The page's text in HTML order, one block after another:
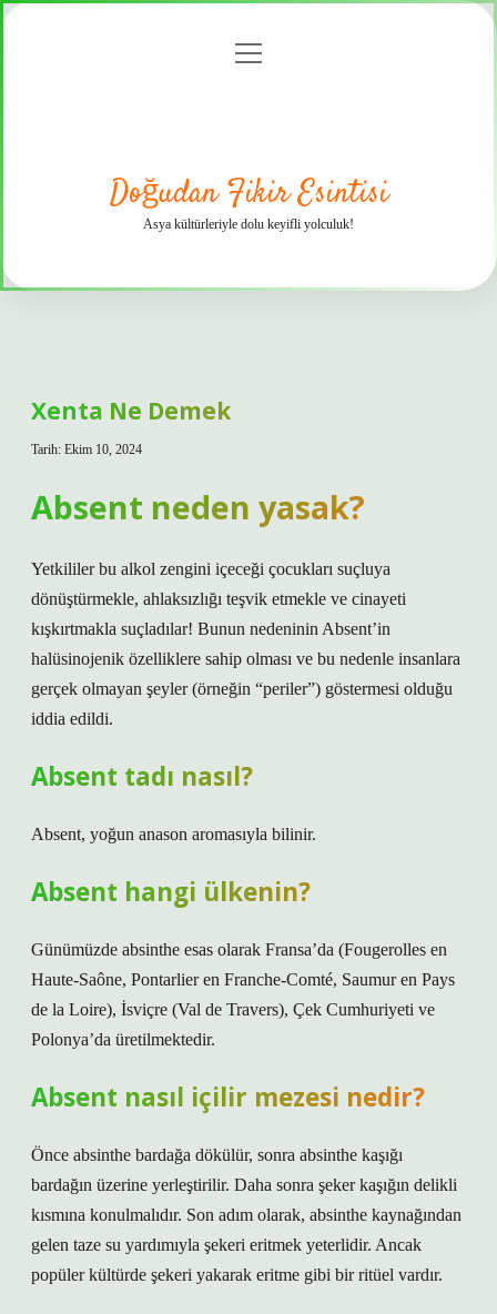
menüyü
Doğudan Fikir Esintisi
Asya kültürleriyle dolu keyifli yolculuk!
Xenta Ne Demek
Tarih: Ekim 10, 2024
Absent neden yasak?
Yetkililer bu alkol zengini içeceği çocukları suçluya
dönüştürmekle, ahlaksızlığı teşvik etmekle ve cinayeti
kışkırtmakla suçladılar! Bunun nedeninin Absent’in
halüsinojenik özelliklere sahip olması ve bu nedenle insanlara
gerçek olmayan şeyler (örneğin “periler”) göstermesi olduğu
iddia edildi.
Absent tadı nasıl?
Absent, yoğun anason aromasıyla bilinir.
Absent hangi ülkenin?
Günümüzde absinthe esas olarak Fransa’da (Fougerolles en
Haute-Saône, Pontarlier en Franche-Comté, Saumur en Pays
de la Loire), İsviçre (Val de Travers), Çek Cumhuriyeti ve
Polonya’da üretilmektedir.
Absent nasıl içilir mezesi nedir?
Önce absinthe bardağa dökülür, sonra absinthe kaşığı
bardağın üzerine yerleştirilir. Daha sonra şeker kaşığın delikli
kısmına konulmalıdır. Son adım olarak, absinthe kaynağından
gelen taze su yardımıyla şekeri eritmek yeterlidir. Ancak
popüler kültürde şekeri yakarak eritme gibi bir ritüel vardır.